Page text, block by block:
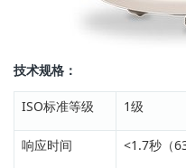
技术规格：
ISO标准等级 1级
响应时间 <1.7秒（